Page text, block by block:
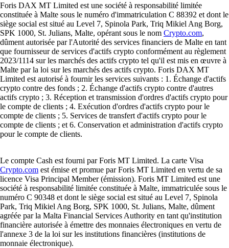
Foris DAX MT Limited est une société à responsabilité limitée
constituée à Malte sous le numéro d'immatriculation C 88392 et dont le
siège social est situé au Level 7, Spinola Park, Triq Mikiel Ang Borg,
SPK 1000, St. Julians, Malte, opérant sous le nom Crypto.com,
dûment autorisée par l'Autorité des services financiers de Malte en tant
que fournisseur de services d'actifs crypto conformément au règlement
2023/1114 sur les marchés des actifs crypto tel qu'il est mis en œuvre à
Malte par la loi sur les marchés des actifs crypto. Foris DAX MT
Limited est autorisé à fournir les services suivants : 1. Échange d'actifs
crypto contre des fonds ; 2. Échange d'actifs crypto contre d'autres
actifs crypto ; 3. Réception et transmission d'ordres d'actifs crypto pour
le compte de clients ; 4. Exécution d'ordres d'actifs crypto pour le
compte de clients ; 5. Services de transfert d'actifs crypto pour le
compte de clients ; et 6. Conservation et administration d'actifs crypto
pour le compte de clients.
Le compte Cash est fourni par Foris MT Limited. La carte Visa
Crypto.com est émise et promue par Foris MT Limited en vertu de sa
licence Visa Principal Member (émission). Foris MT Limited est une
société à responsabilité limitée constituée à Malte, immatriculée sous le
numéro C 90348 et dont le siège social est situé au Level 7, Spinola
Park, Triq Mikiel Ang Borg, SPK 1000, St. Julians, Malte, dûment
agréée par la Malta Financial Services Authority en tant qu'institution
financière autorisée à émettre des monnaies électroniques en vertu de
l'annexe 3 de la loi sur les institutions financières (institutions de
monnaie électronique).